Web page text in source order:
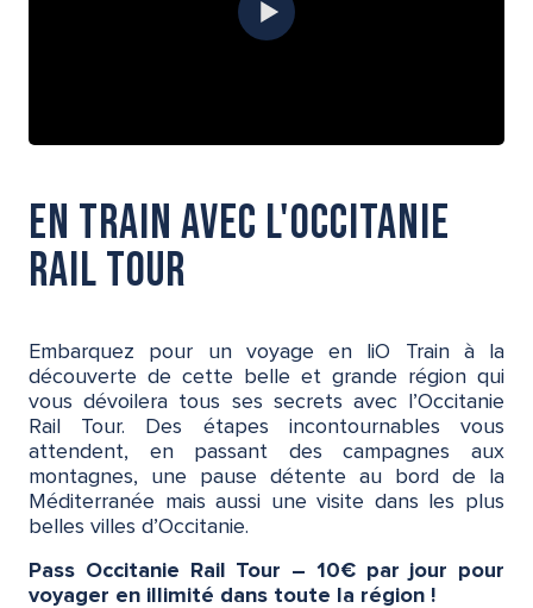
en train avec l'occitanie
rail tour
Embarquez pour un voyage en liO Train à la
découverte de cette belle et grande région qui
vous dévoilera tous ses secrets avec l’Occitanie
Rail Tour. Des étapes incontournables vous
attendent, en passant des campagnes aux
montagnes, une pause détente au bord de la
Méditerranée mais aussi une visite dans les plus
belles villes d’Occitanie.
Pass Occitanie Rail Tour – 10€ par jour pour
voyager en illimité dans toute la région !